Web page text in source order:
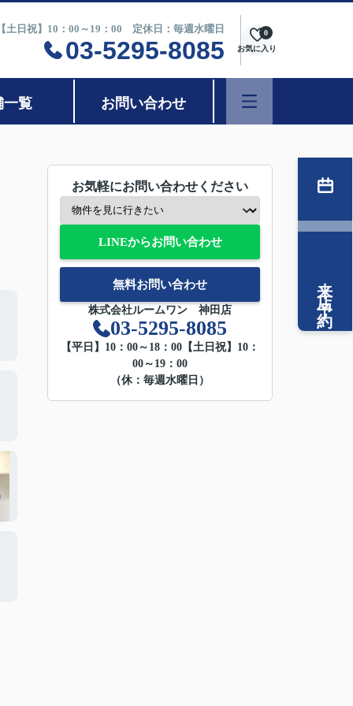
土日祝】10：00～19：00 定休日：毎週水曜日
03-5295-8085 お気に入り
0
一覧 お問い合わせ
お気軽にお問い合わせください
LINEからお問い合わせ
無料お問い合わせ
株式会社ルームワン 神田店
03-5295-8085
【平日】10：00～18：00【土日祝】10：
00～19：00
（休：毎週水曜日）
来店予約